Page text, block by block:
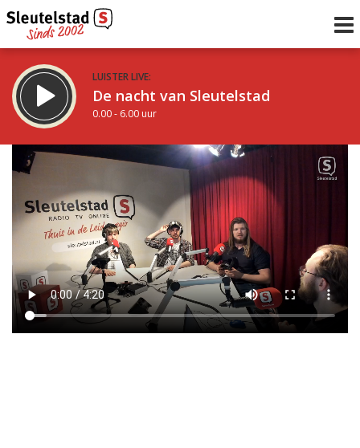
LUISTER LIVE:
De nacht van Sleutelstad
0.00 - 6.00 uur
STRAKS:
De ochtend van Sleutelstad
6.00 - 12.00 uur
Vorig uur
uur 1 van 0
Inklappen